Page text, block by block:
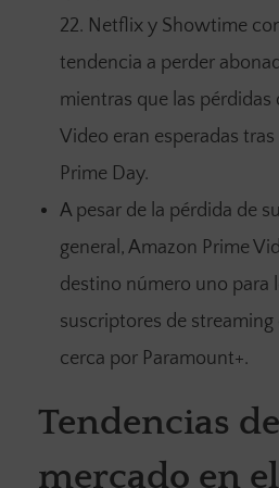
22. Netflix y Showtime
tendencia a perder
mientras que las pérdidas
Video eran esperadas
Prime Day.
A pesar de la pérdida de
general, Amazon Prime
destino número uno para
suscriptores de streaming
cerca por Paramount+.
Tendencias
mercado en